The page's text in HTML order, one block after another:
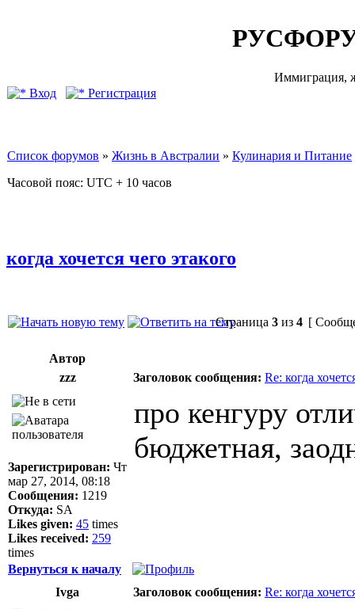
Иммиграция,
Вход
Регистрация
Список форумов » Жизнь в Австралии » Кулинария и Питание
Часовой пояс: UTC + 10 часов
когда хочется чего этакого
Страница 3 из 4 [
Автор
zzz
Заголовок сообщения: Re: когда
Зарегистрирован: Чт
мар 27, 2014, 08:18
Сообщения: 1219
Откуда: SA
Likes given: 45 times
Likes received: 259
times
про кенгуру
бюджетная,
Вернуться к началу
Ivga
Заголовок сообщения: Re: когда